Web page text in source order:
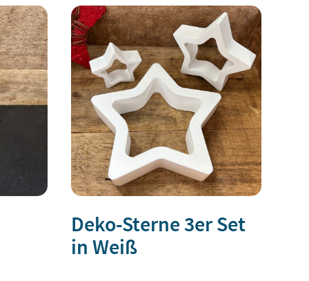
der
Produktseite
gewählt
werden
Produktseite
gewählt
werden
Deko-Sterne 3er Set
in Weiß